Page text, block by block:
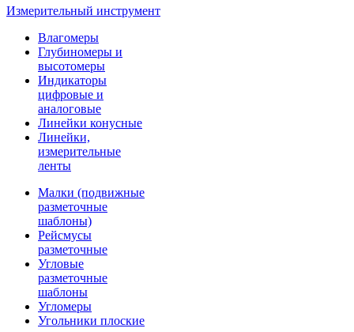
Измерительный инструмент
Влагомеры
Глубиномеры и
высотомеры
Индикаторы
цифровые и
аналоговые
Линейки конусные
Линейки,
измерительные
ленты
Малки (подвижные
разметочные
шаблоны)
Рейсмусы
разметочные
Угловые
разметочные
шаблоны
Угломеры
Угольники плоские